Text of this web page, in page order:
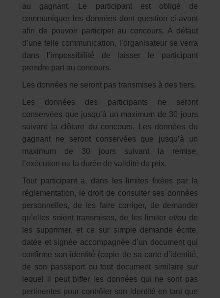
au gagnant. Le participant est obligé de
communiquer les données dont question ci-avant
afin de pouvoir participer au concours. A défaut
d’une telle communication, l’organisateur se verra
dans l’impossibilité́ de laisser le participant
prendre part au concours.
Les données ne seront pas transmises à des tiers.
Les données des participants ne seront
conservées que jusqu’à un maximum de 30 jours
suivant la clôture du concours. Les données du
gagnant ne seront conservées que jusqu’à un
maximum de 30 jours suivant la remise,
l’exécution ou la durée de validité du prix.
Tout participant a, dans les limites fixées par la
réglementation, le droit de consulter ses données
personnelles, de les faire corriger, de demander
qu’elles soient transmises, de les limiter et/ou de
les supprimer, et ce sur simple demande écrite,
datée et signée accompagnée d’un document qui
confirme son identité́ (copie de sa carte d ’identité́,
de son passeport ou tout document similaire sur
lequel il peut biffer les données qui ne sont pas
pertinentes pour contrô ler son identité en tant que